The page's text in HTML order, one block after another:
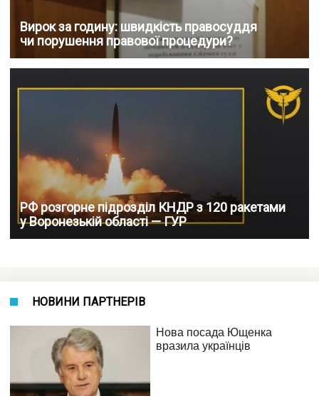
Вирок за годину: швидкість правосуддя
чи порушення правової процедури?
РФ розгорне підрозділ КНДР з 120 ракетами
у Воронезькій області — ГУР
НОВИНИ ПАРТНЕРІВ